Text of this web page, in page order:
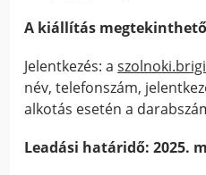
A kiállítás
Jelentkezés: a
név, telefonszám,
alkotás esetén a
Leadási határidő: 2025.